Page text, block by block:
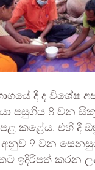
දී ද විශේෂ
පසුගිය 8 වන
කළේය. එහි දී
9 වන
ඉදිරිපත් කරන